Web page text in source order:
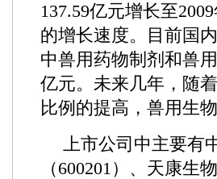
137.59亿元增长至
的增长速度。目前国
中兽用药物制剂和兽
亿元。未来几年，随
比例的提高，兽用生
上市公司中主要有
（600201）、天康生